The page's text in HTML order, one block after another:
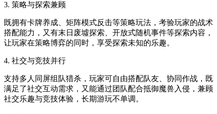
3. 策略与探索兼顾
既拥有卡牌养成、矩阵模式反击等策略玩法，考验玩家的战术
搭配能力，又有末日废墟探索、开放式随机事件等探索内容，
让玩家在策略博弈的同时，享受探索未知的乐趣。
4. 社交与竞技并行
支持多人同屏组队猎杀，玩家可自由搭配队友、协同作战，既
满足了社交互动需求，又能通过团队配合抵御魔兽入侵，兼顾
社交乐趣与竞技体验，长期游玩不单调。